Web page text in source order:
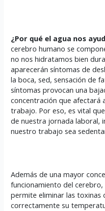
¿Por qué el agua nos
cerebro humano se
no nos hidratamos bien
aparecerán síntomas de
la boca, sed, sensación de
síntomas provocan una
concentración que afectará
trabajo. Por eso, es vital
de nuestra jornada laboral,
nuestro trabajo sea
Además de una mayor
funcionamiento del
permite eliminar las toxinas
correctamente su